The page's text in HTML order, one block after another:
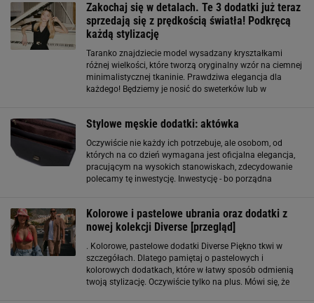
Zakochaj się w detalach. Te 3 dodatki już teraz
sprzedają się z prędkością światła! Podkręcą
każdą stylizację
Taranko znajdziecie model wysadzany kryształkami
różnej wielkości, które tworzą oryginalny wzór na ciemnej
minimalistycznej tkaninie. Prawdziwa elegancja dla
każdego! Będziemy je nosić do sweterków lub w
Stylowe męskie dodatki: aktówka
Oczywiście nie każdy ich potrzebuje, ale osobom, od
których na co dzień wymagana jest oficjalna elegancja,
pracującym na wysokich stanowiskach, zdecydowanie
polecamy tę inwestycję. Inwestycję - bo porządna
Kolorowe i pastelowe ubrania oraz dodatki z
nowej kolekcji Diverse [przegląd]
. Kolorowe, pastelowe dodatki Diverse Piękno tkwi w
szczegółach. Dlatego pamiętaj o pastelowych i
kolorowych dodatkach, które w łatwy sposób odmienią
twoją stylizację. Oczywiście tylko na plus. Mówi się, że